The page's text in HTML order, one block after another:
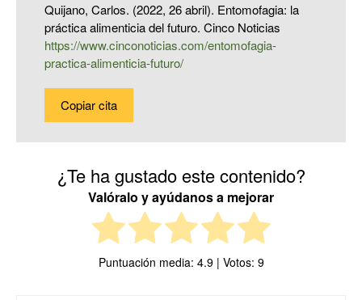
Quijano, Carlos. (2022, 26 abril). Entomofagia: la
práctica alimenticia del futuro. Cinco Noticias
https://www.cinconoticias.com/entomofagia-
practica-alimenticia-futuro/
Copiar cita
¿Te ha gustado este contenido?
Valóralo y ayúdanos a mejorar
Puntuación media: 4.9| Votos: 9